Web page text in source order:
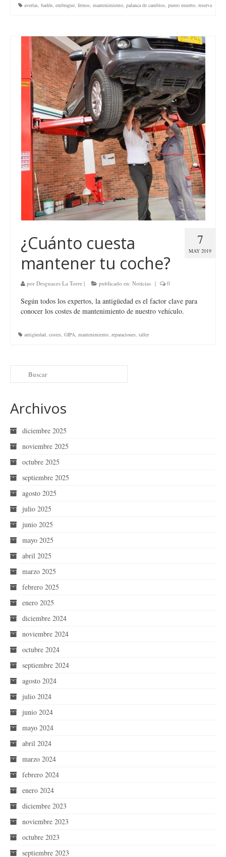
averías, badén, embrague, frenos, mantenimiento, palanca de cambios, punto muerto, reserva
7
MAY 2019
¿Cuánto cuesta
mantener tu coche?
por Desguaces La Torre | publicado en: Noticias | 0
Según todos los expertos, la antigüedad es el factor clave para
conocer los costes de mantenimiento de nuestro vehículo.
antigüedad, costes, GIPA, mantenimiento, reparaciones, taller
Archivos
diciembre 2025
noviembre 2025
octubre 2025
septiembre 2025
agosto 2025
julio 2025
junio 2025
mayo 2025
abril 2025
marzo 2025
febrero 2025
enero 2025
diciembre 2024
noviembre 2024
octubre 2024
septiembre 2024
agosto 2024
julio 2024
junio 2024
mayo 2024
abril 2024
marzo 2024
febrero 2024
enero 2024
diciembre 2023
noviembre 2023
octubre 2023
septiembre 2023